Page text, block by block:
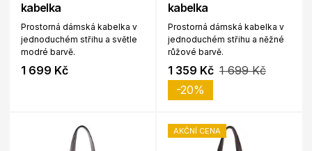
kabelka
Prostorná dámská kabelka v
jednoduchém střihu a světle
modré barvě.
1 699 Kč
kabelka
Prostorná dámská kabelka v
jednoduchém střihu a něžné
růžové barvě.
1 359 Kč 1 699 Kč
-20%
AKČNÍ CENA